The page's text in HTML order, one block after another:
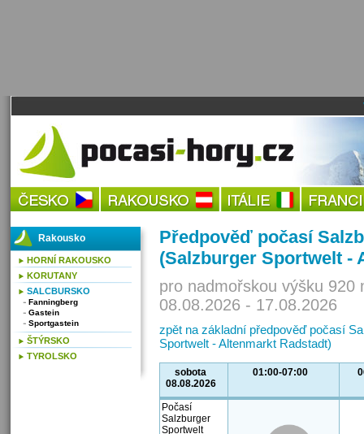
Předpověď počasí
(Salzburger Sportwelt -
pro nadmořskou výšku 920
08.08.2026 - 17.08.2026
zpět na základní předpověď počasí
Sportwelt - Altenmarkt Radstadt)
sobota
08.08.2026
01:00-07:00
Počasí
Salzburger
Sportwelt
Rakousko
HORNÍ RAKOUSKO
KORUTANY
SALCBURSKO
Fanningberg
Gastein
Sportgastein
ŠTÝRSKO
TYROLSKO